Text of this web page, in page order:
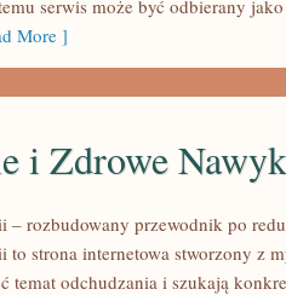
serwis może być odbierany
More ]
i Zdrowe
– rozbudowany przewodnik po
to strona internetowa stworzony z
temat odchudzania i szukają